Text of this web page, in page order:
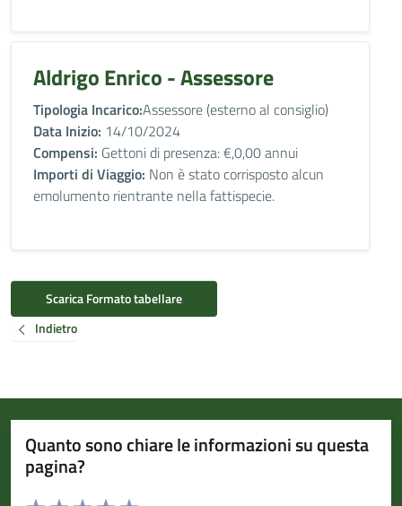
Aldrigo Enrico - Assessore
Tipologia Incarico:Assessore (esterno al consiglio)
Data Inizio: 14/10/2024
Compensi: Gettoni di presenza: €,0,00 annui
Importi di Viaggio: Non è stato corrisposto alcun
emolumento rientrante nella fattispecie.
Scarica Formato tabellare
Indietro
Quanto sono chiare le informazioni su questa
pagina?
Valuta da 1 a 5 stelle la pagina